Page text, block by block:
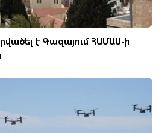
է Գազայում ՀԱՄԱՍ-ի